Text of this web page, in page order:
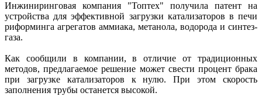
Инжиниринговая компания "Топтех" получила патент на
устройства для эффективной загрузки катализаторов в печи
риформинга агрегатов аммиака, метанола, водорода и синтез-
газа.
Как сообщили в компании, в отличие от традиционных
методов, предлагаемое решение может свести процент брака
при загрузке катализаторов к нулю. При этом скорость
заполнения трубы останется высокой.